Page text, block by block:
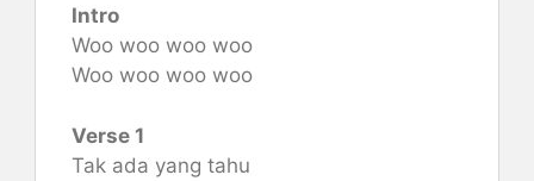
Intro
Woo woo woo woo
Woo woo woo woo
Verse 1
Tak ada yang tahu